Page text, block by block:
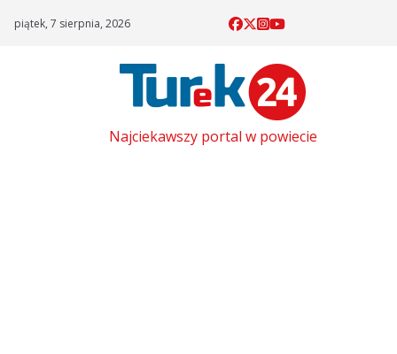
piątek, 7 sierpnia, 2026
Najciekawszy portal w powiecie